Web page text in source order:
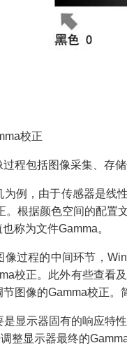
校正
程包括图像采集、存
为例，由于传感器是线
。根据颜色空间的配置
也称为文件Gamma。
像过程的中间环节，
校正。此外有些查看
节图像的Gamma校正。
是显示器固有的响应特
整显示器最终的